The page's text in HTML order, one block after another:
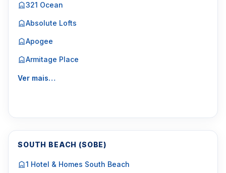
321 Ocean
Absolute Lofts
Apogee
Armitage Place
Ver mais…
SOUTH BEACH (SOBE)
1 Hotel & Homes South Beach